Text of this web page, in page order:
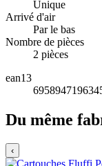
Unique
Arrivé d'air
Par le bas
Nombre de pièces
2 pièces
ean13
Du même
‹